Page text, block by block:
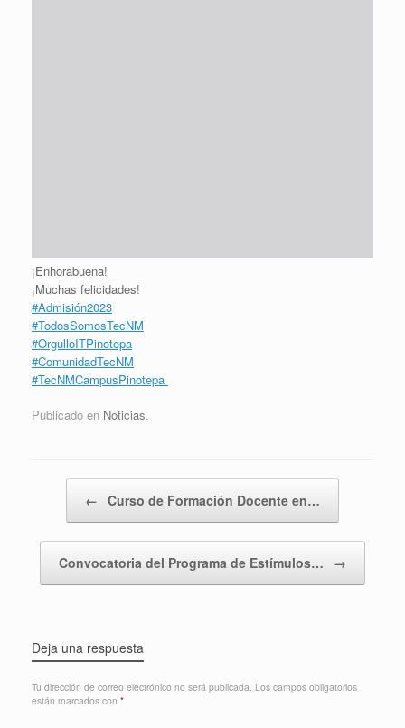
¡Enhorabuena!
¡Muchas felicidades!
#Admisión2023
#TodosSomosTecNM
#OrgulloITPinotepa
#ComunidadTecNM
#TecNMCampusPinotepa
Publicado en Noticias.
Navegador de artículos
← Curso de Formación Docente en…
Convocatoria del Programa de Estímulos… →
Deja una respuesta
Tu dirección de correo electrónico no será publicada. Los campos obligatorios
están marcados con *